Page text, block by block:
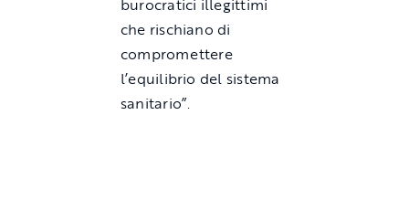
burocratici illegittimi
che rischiano di
compromettere
l’equilibrio del sistema
sanitario”.